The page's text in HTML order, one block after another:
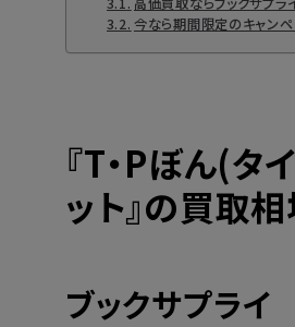
今なら期間限定のキャンペ
『T・Pぼん(
ット』の買取
ブックサプライ